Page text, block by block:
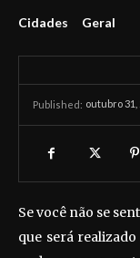
Cidades Geral
Published: outubro 31,
Se você não se
que será